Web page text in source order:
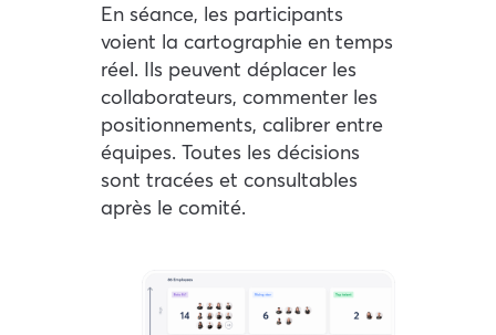
En séance, les participants
voient la cartographie en temps
réel. Ils peuvent déplacer les
collaborateurs, commenter les
positionnements, calibrer entre
équipes. Toutes les décisions
sont tracées et consultables
après le comité.